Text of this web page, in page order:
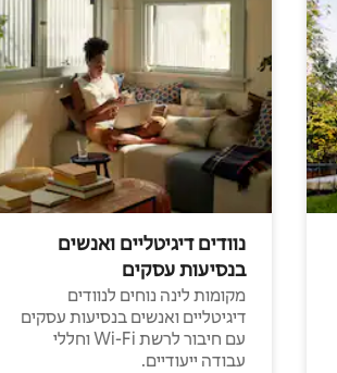
נוודים דיגיטליים ואנשים
בנסיעות עסקים
מקומות לינה נוחים לנוודים
דיגיטליים ואנשים בנסיעות עסקים
עם חיבור לרשת Wi-Fi וחללי
עבודה ייעודיים.